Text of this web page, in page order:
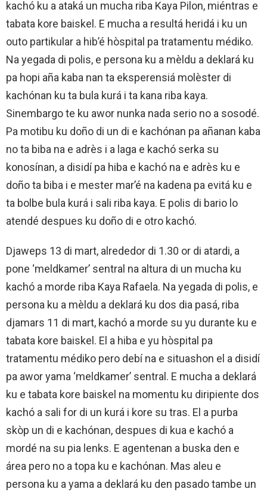
kachó ku a ataká un mucha riba Kaya Pilon, miéntras e
tabata kore baiskel. E mucha a resultá heridá i ku un
outo partikular a hib’é hòspital pa tratamentu médiko.
Na yegada di polis, e persona ku a mèldu a deklará ku
pa hopi aña kaba nan ta eksperensiá molèster di
kachónan ku ta bula kurá i ta kana riba kaya.
Sinembargo te ku awor nunka nada serio no a sosodé.
Pa motibu ku doño di un di e kachónan pa añanan kaba
no ta biba na e adrès i a laga e kachó serka su
konosínan, a disidí pa hiba e kachó na e adrès ku e
doño ta biba i e mester mar’é na kadena pa evitá ku e
ta bolbe bula kurá i sali riba kaya. E polis di bario lo
atendé despues ku doño di e otro kachó.
Djaweps 13 di mart, alrededor di 1.30 or di atardi, a
pone ‘meldkamer’ sentral na altura di un mucha ku
kachó a morde riba Kaya Rafaela. Na yegada di polis, e
persona ku a mèldu a deklará ku dos dia pasá, riba
djamars 11 di mart, kachó a morde su yu durante ku e
tabata kore baiskel. El a hiba e yu hòspital pa
tratamentu médiko pero debí na e situashon el a disidí
pa awor yama ‘meldkamer’ sentral. E mucha a deklará
ku e tabata kore baiskel na momentu ku diripiente dos
kachó a sali for di un kurá i kore su tras. El a purba
skòp un di e kachónan, despues di kua e kachó a
mordé na su pia lenks. E agentenan a buska den e
área pero no a topa ku e kachónan. Mas aleu e
persona ku a yama a deklará ku den pasado tambe un